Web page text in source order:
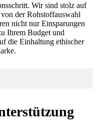
Wir sind stolz auf
der Rohstoffauswahl
nicht nur Einsparungen
Ihrem Budget und
die Einhaltung ethischer